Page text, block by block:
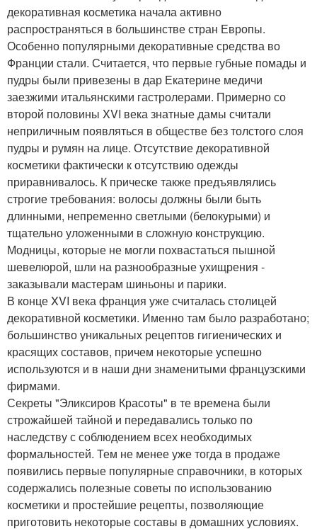
декоративная косметика начала активно
распространяться в большинстве стран Европы.
Особенно популярными декоративные средства во
Франции стали. Считается, что первые губные помады и
пудры были привезены в дар Екатерине медичи
заезжими итальянскими гастролерами. Примерно со
второй половины XVI века знатные дамы считали
неприличным появляться в обществе без толстого слоя
пудры и румян на лице. Отсутствие декоративной
косметики фактически к отсутствию одежды
приравнивалось. К прическе также предъявлялись
строгие требования: волосы должны были быть
длинными, непременно светлыми (белокурыми) и
тщательно уложенными в сложную конструкцию.
Модницы, которые не могли похвастаться пышной
шевелюрой, шли на разнообразные ухищрения -
заказывали мастерам шиньоны и парики.
В конце XVI века франция уже считалась столицей
декоративной косметики. Именно там было разработано;
большинство уникальных рецептов гигиенических и
красящих составов, причем некоторые успешно
используются и в наши дни знаменитыми французскими
фирмами.
Секреты "Эликсиров Красоты" в те времена были
строжайшей тайной и передавались только по
наследству с соблюдением всех необходимых
формальностей. Тем не менее уже тогда в продаже
появились первые популярные справочники, в которых
содержались полезные советы по использованию
косметики и простейшие рецепты, позволяющие
приготовить некоторые составы в домашних условиях.